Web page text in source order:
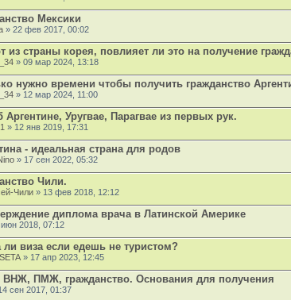
Мексики
» 22 фев 2017, 00:02
из страны корея, повлияет ли это на получение
» 09 мар 2024, 13:18
нужно времени чтобы получить гражданство
» 12 мар 2024, 11:00
Аргентине, Уругвае, Парагвае из первых рук.
» 12 янв 2019, 17:31
- идеальная страна для родов
» 17 сен 2022, 05:32
Чили.
Чили » 13 фев 2018, 12:12
диплома врача в Латинской Америке
июн 2018, 07:12
ли виза если едешь не туристом?
» 17 апр 2023, 12:45
ВНЖ, ПМЖ, гражданство. Основания для получения
сен 2017, 01:37